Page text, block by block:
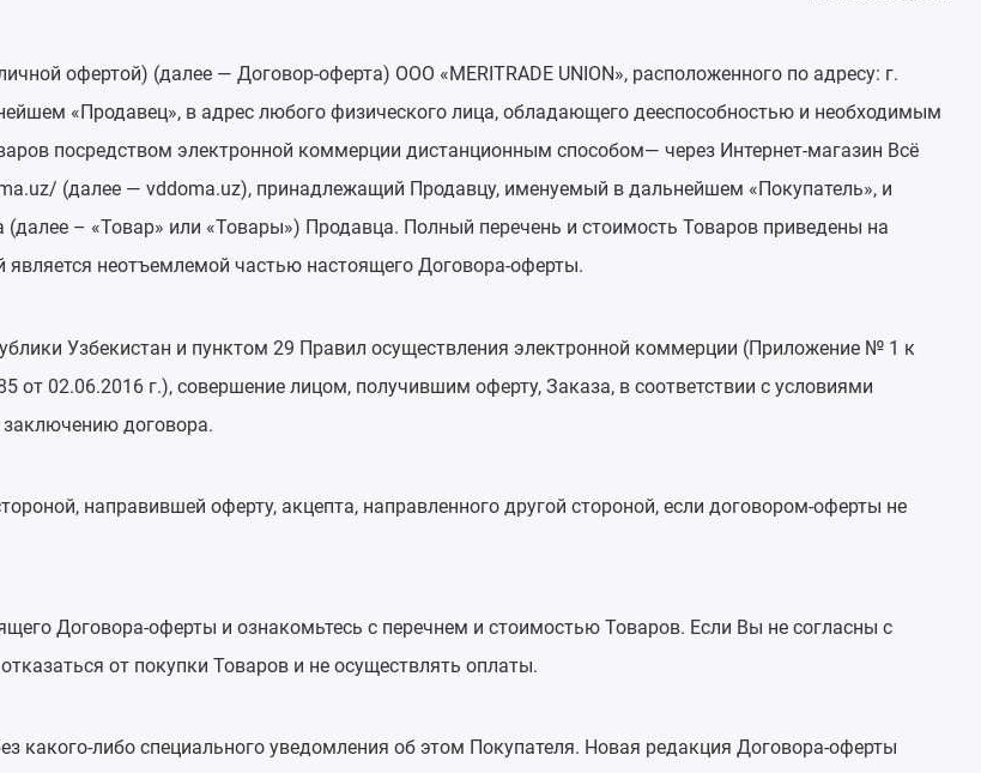
офертой) (далее — Договор-оферта) ООО «MERITRADE UNION», расположенного по адресу: г.
«Продавец», в адрес любого физического лица, обладающего дееспособностью и необходимым
посредством электронной коммерции дистанционным способом— через Интернет-магазин Всё
(далее — vddoma.uz), принадлежащий Продавцу, именуемый в дальнейшем «Покупатель», и
– «Товар» или «Товары») Продавца. Полный перечень и стоимость Товаров приведены на
неотъемлемой частью настоящего Договора-оферты.
Узбекистан и пунктом 29 Правил осуществления электронной коммерции (Приложение № 1 к
02.06.2016 г.), совершение лицом, получившим оферту, Заказа, в соответствии с условиями
заключению договора.
направившей оферту, акцепта, направленного другой стороной, если договором-оферты не
Договора-оферты и ознакомьтесь с перечнем и стоимостью Товаров. Если Вы не согласны с
от покупки Товаров и не осуществлять оплаты.
либо специального уведомления об этом Покупателя. Новая редакция Договора-оферты